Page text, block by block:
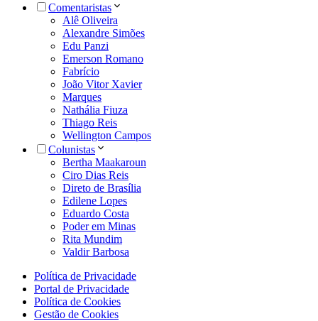
Comentaristas
Alê Oliveira
Alexandre Simões
Edu Panzi
Emerson Romano
Fabrício
João Vitor Xavier
Marques
Nathália Fiuza
Thiago Reis
Wellington Campos
Colunistas
Bertha Maakaroun
Ciro Dias Reis
Direto de Brasília
Edilene Lopes
Eduardo Costa
Poder em Minas
Rita Mundim
Valdir Barbosa
Política de Privacidade
Portal de Privacidade
Política de Cookies
Gestão de Cookies